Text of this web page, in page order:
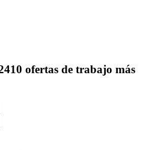
ofertas de trabajo más